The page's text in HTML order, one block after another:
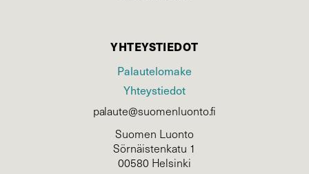
YHTEYSTIEDOT
Palautelomake
Yhteystiedot
palaute@suomenluonto.fi
Suomen Luonto
Sörnäistenkatu 1
00580 Helsinki